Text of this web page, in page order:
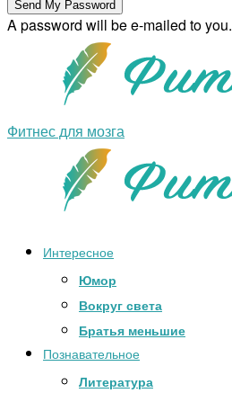
A password will be e-mailed to you.
Фитнес для мозга
Интересное
Юмор
Вокруг света
Братья меньшие
Познавательное
Литература